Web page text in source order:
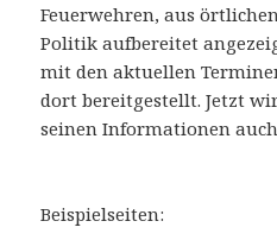
Feuerwehren, aus
Politik aufbereitet
mit den aktuellen
dort bereitgestellt. Jetzt
seinen Informationen
Beispielseiten: